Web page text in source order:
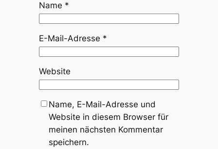
Name *
E-Mail-Adresse *
Website
Name, E-Mail-Adresse und
Website in diesem Browser für
meinen nächsten Kommentar
speichern.